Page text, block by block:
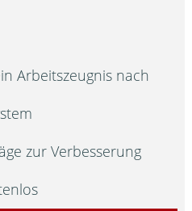
Arbeitszeugnis nach
zur Verbesserung